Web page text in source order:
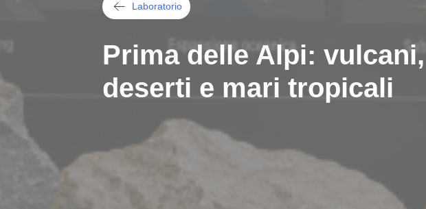
Laboratorio
Prima delle Alpi: vulcani,
deserti e mari tropicali